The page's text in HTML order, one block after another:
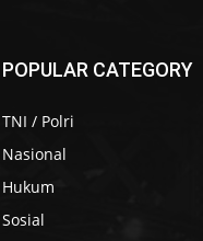
POPULAR CATEGORY
TNI / Polri
Nasional
Hukum
Sosial